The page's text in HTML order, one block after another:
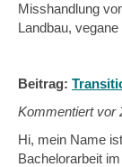
Misshandlung
Landbau,
Beitrag:
Kommentiert vor
Hi, mein Name
Bachelorarbeit